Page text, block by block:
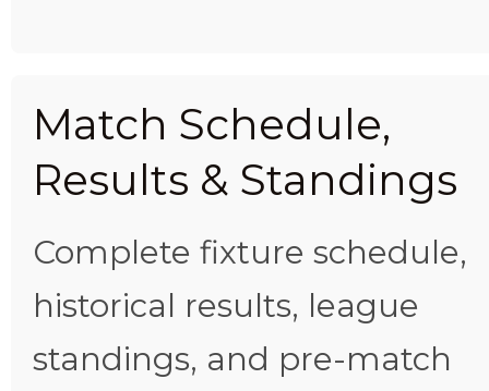
Match Schedule,
Results & Standings
Complete fixture schedule,
historical results, league
standings, and pre-match